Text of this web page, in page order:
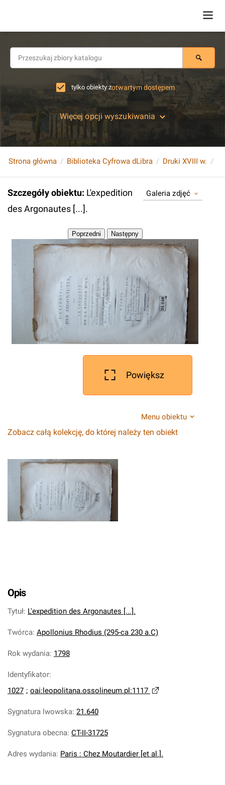
tylko obiekty zotwartym dostępem
Więcej opcji wyszukiwania
Strona główna Biblioteka Cyfrowa dLibra Druki XVIII w.
Szczegóły obiektu: L'expedition
des Argonautes [...].
Galeria zdjęć
Powiększ
Menu obiektu
Zobacz całą kolekcję, do której należy ten obiekt
Opis
Tytuł: L'expedition des Argonautes [...].
Twórca: Apollonius Rhodius (295-ca 230 a.C)
Rok wydania: 1798
Identyfikator:
1027 ; oai:leopolitana.ossolineum.pl:1117
Sygnatura lwowska: 21.640
Sygnatura obecna: CT-II-31725
Adres wydania: Paris : Chez Moutardier [et al.].